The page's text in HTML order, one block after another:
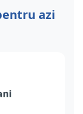
azi